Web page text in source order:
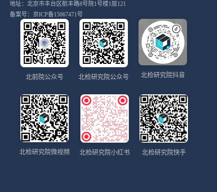
地址：北京市丰台区航丰路8号院1号楼1层121
备案号： 京ICP备15067471号
北前院公众号 北检研究院公众号 北检研究院抖音
北检研究院微视频 北检研究院小红书 北检研究院快手